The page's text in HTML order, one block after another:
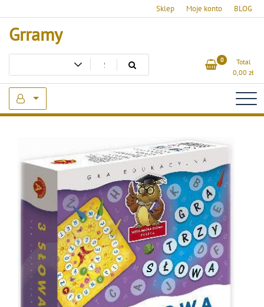
to
content
Sklep Moje konto BLOG
Grramy
0
Total
0,00 zł